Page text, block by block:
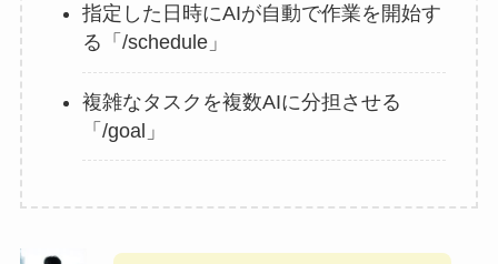
指定した日時にAIが自動で作業を開始す
る「/schedule」
複雑なタスクを複数AIに分担させる
「/goal」